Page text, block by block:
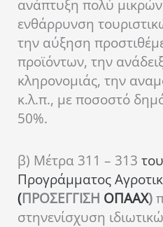
ανάπτυξη πολύ
ενθάρρυνση
την αύξηση
προϊόντων, την
κληρονομιάς, την
κ.λ.π., με ποσοστό
50%.
β) Μέτρα 311 – 313
Προγράμματος
(ΠΡΟΣΕΓΓΙΣΗ ΟΠΑΑΧ)
στηνενίσχυση